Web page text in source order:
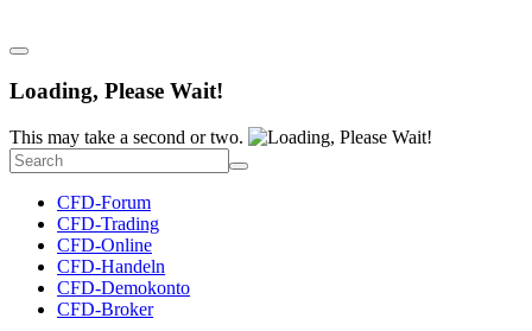
Loading, Please Wait!
This may take a second or two.
CFD-Forum
CFD-Trading
CFD-Online
CFD-Handeln
CFD-Demokonto
CFD-Broker